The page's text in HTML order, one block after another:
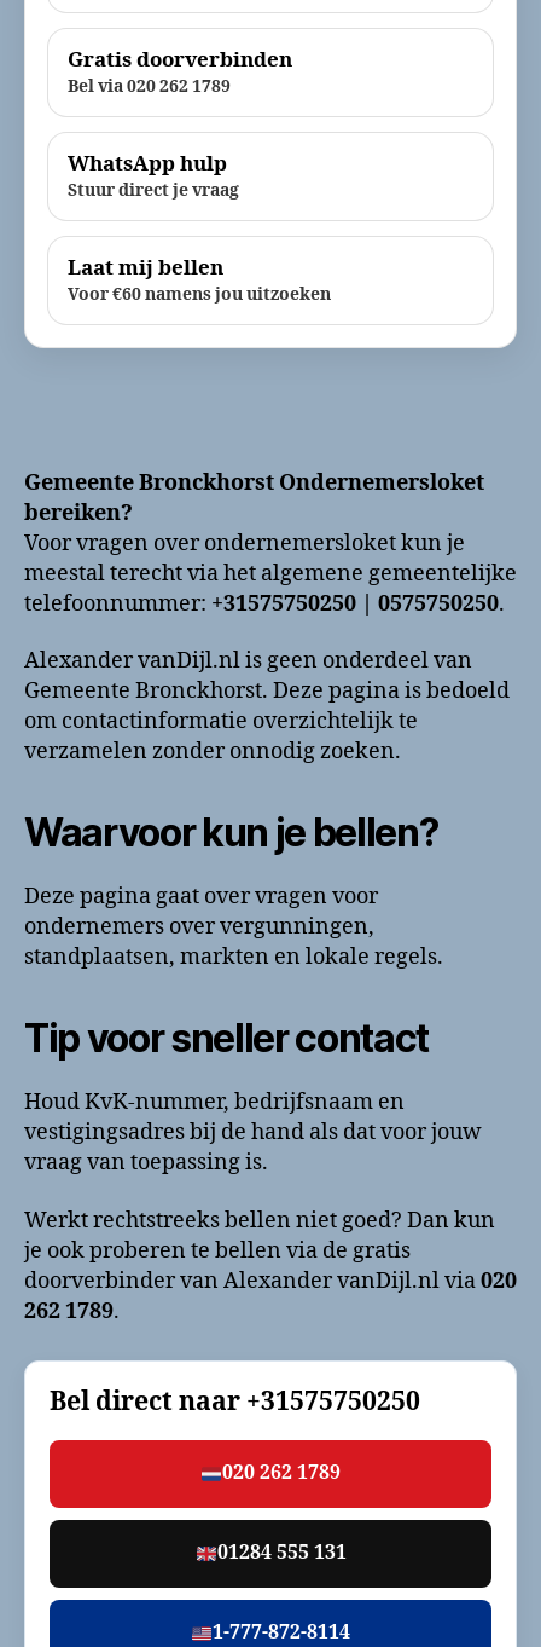
Gratis doorverbinden
Bel via 020 262 1789
WhatsApp hulp
Stuur direct je vraag
Laat mij bellen
Voor €60 namens jou uitzoeken
Gemeente Bronckhorst Ondernemersloket
bereiken?
Voor vragen over ondernemersloket kun je
meestal terecht via het algemene gemeentelijke
telefoonnummer: +31575750250 | 0575750250.
Alexander vanDijl.nl is geen onderdeel van
Gemeente Bronckhorst. Deze pagina is bedoeld
om contactinformatie overzichtelijk te
verzamelen zonder onnodig zoeken.
Waarvoor kun je bellen?
Deze pagina gaat over vragen voor
ondernemers over vergunningen,
standplaatsen, markten en lokale regels.
Tip voor sneller contact
Houd KvK-nummer, bedrijfsnaam en
vestigingsadres bij de hand als dat voor jouw
vraag van toepassing is.
Werkt rechtstreeks bellen niet goed? Dan kun
je ook proberen te bellen via de gratis
doorverbinder van Alexander vanDijl.nl via020
262 1789.
Bel direct naar +31575750250
020 262 1789
01284 555 131
1-777-872-8114